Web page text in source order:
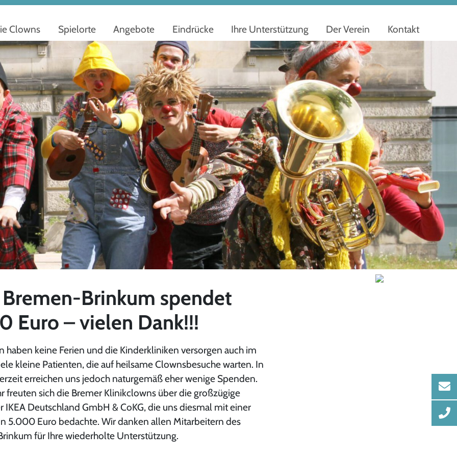
Clowns Spielorte Angebote Eindrücke Ihre Unterstützung Der Verein Kontakt
Bremen-Brinkum spendet
Euro – vielen Dank!!!
haben keine Ferien und die Kinderkliniken versorgen auch im
kleine Patienten, die auf heilsame Clownsbesuche warten. In
erreichen uns jedoch naturgemäß eher wenige Spenden.
freuten sich die Bremer Klinikclowns über die großzügige
IKEA Deutschland GmbH & CoKG, die uns diesmal mit einer
5.000 Euro bedachte. Wir danken allen Mitarbeitern des
für Ihre wiederholte Unterstützung.